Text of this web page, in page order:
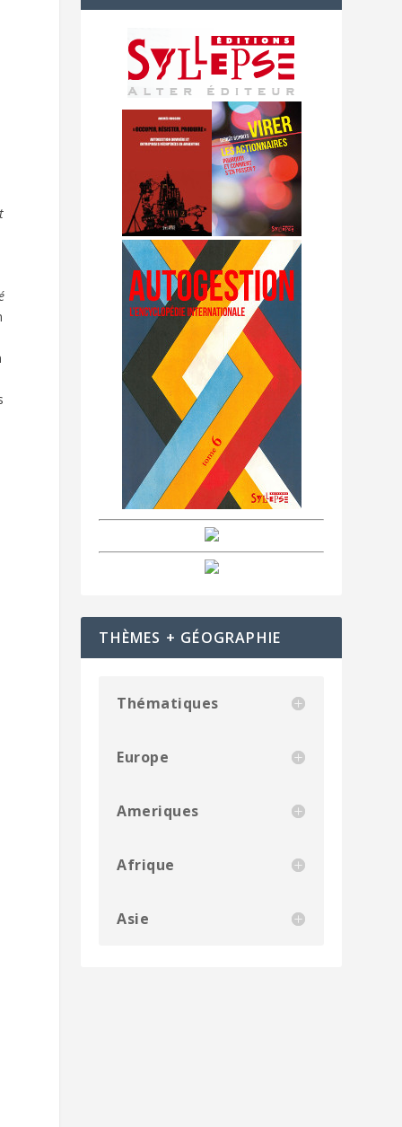
THÈMES + GÉOGRAPHIE
Thématiques
Europe
Ameriques
Afrique
Asie